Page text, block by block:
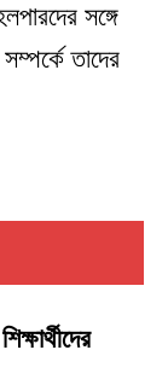
সঙ্গে
তাদের